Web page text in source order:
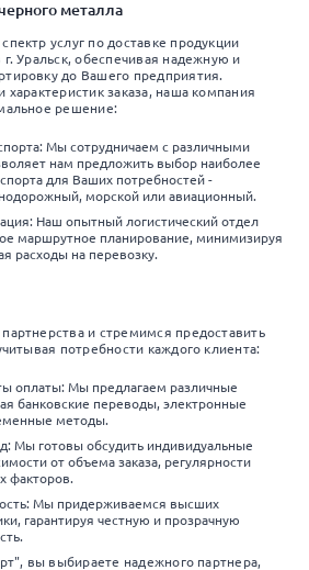
металла
услуг по доставке продукции
Уральск, обеспечивая надежную и
до Вашего предприятия.
заказа, наша компания
решение:
Мы сотрудничаем с различными
нам предложить выбор наиболее
для Ваших потребностей -
морской или авиационный.
Наш опытный логистический отдел
маршрутное планирование, минимизируя
расходы на перевозку.
и стремимся предоставить
потребности каждого клиента:
оплаты: Мы предлагаем различные
банковские переводы, электронные
методы.
Мы готовы обсудить индивидуальные
от объема заказа, регулярности
факторов.
Мы придерживаемся высших
гарантируя честную и прозрачную
вы выбираете надежного партнера,